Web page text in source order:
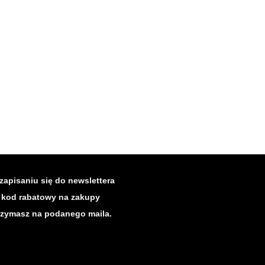
się do newslettera
kod rabatowy na zakupy
na podanego maila.